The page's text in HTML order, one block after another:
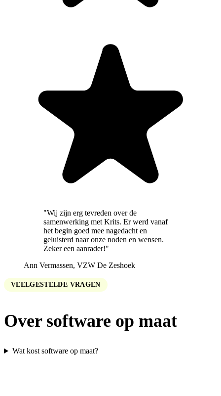
"Wij zijn erg tevreden over de
samenwerking met Krits. Er werd vanaf
het begin goed mee nagedacht en
geluisterd naar onze noden en wensen.
Zeker een aanrader!"
Ann Vermassen, VZW De Zeshoek
VEELGESTELDE VRAGEN
Over software op maat
Wat kost software op maat?